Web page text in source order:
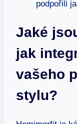
podpořili
Jaké
jak
vašeho
stylu?